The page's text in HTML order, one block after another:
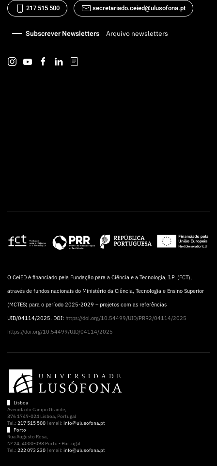
217 515 500 secretariado.ceied@ulusofona.pt
Subscrever Newsletters Arquivo newsletters
O CeiED é financiado pela Fundação para a Ciência e a Tecnologia, I.P. (FCT),
através de fundos nacionais do Ministério da Ciência, Tecnologia e Ensino Superior
(MCTES) para o período 2025-2029 – projetos com as referências
UID/04114/2025. DOI: https://doi.org/10.54499/UID/PRR2/04114/2025
https://doi.org/10.54499/UID/04114/2025
Lisboa
Avenida do Campo Grande,
376 1749-024 Lisboa, Portugal
Tel.: 217 515 500 | email: info@ulusofona.pt
Porto
Rua Augusto Rosa,
Nº 24, 4000-098 Porto - Portugal
Tel.: 222 073 230 | email: info@ulusofona.pt